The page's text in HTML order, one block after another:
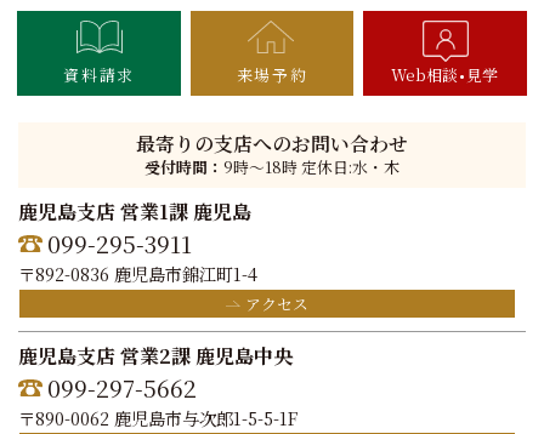
資料請求 来場予約 Web相談 見学
最寄りの支店へのお問い合わせ
受付時間： 9時〜18時 定休日:水・木
鹿児島支店 営業1課 鹿児島
099-295-3911
〒892-0836 鹿児島市錦江町1-4
アクセス
鹿児島支店 営業2課 鹿児島中央
099-297-5662
〒890-0062 鹿児島市与次郎1-5-5-1F